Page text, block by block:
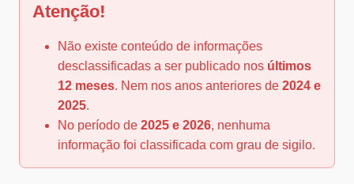
Atenção!
Não existe conteúdo de informações
desclassificadas a ser publicado nos últimos
12 meses. Nem nos anos anteriores de 2024 e
2025.
No período de 2025 e 2026, nenhuma
informação foi classificada com grau de sigilo.